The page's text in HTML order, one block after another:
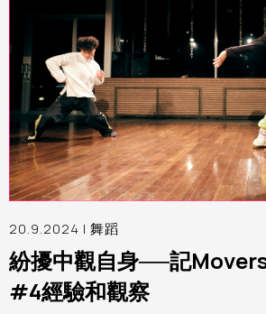
20.9.2024 | 舞蹈
紛擾中觀自身──記
#4經驗和觀察